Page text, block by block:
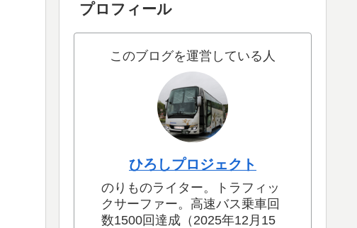
プロフィール
このブログを運営している人
ひろしプロジェクト
のりものライター。トラフィッ
クサーファー。高速バス乗車回
数1500回達成（2025年12月15